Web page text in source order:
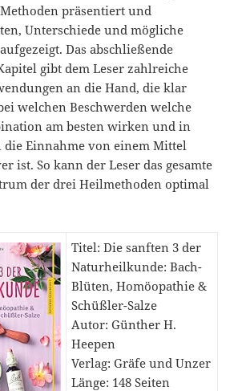
präsentiert und
Unterschiede und mögliche
Das abschließende
gibt dem Leser zahlreiche
an die Hand, die klar
welchen Beschwerden welche
am besten wirken und in
die Einnahme von einem Mittel
ist. So kann der Leser das gesamte
der drei Heilmethoden optimal
Titel: Die sanften 3 der
Naturheilkunde: Bach-
Blüten, Homöopathie &
Schüßler-Salze
Autor: Günther H.
Heepen
Verlag: Gräfe und Unzer
Länge: 148 Seiten